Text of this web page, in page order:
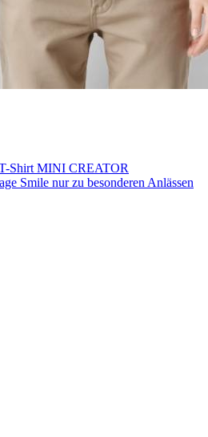
Shirt MINI CREATOR
Smile nur zu besonderen Anlässen